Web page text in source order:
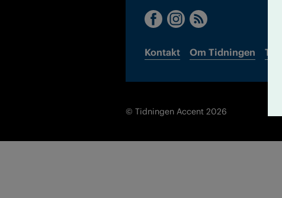
Kontakt Om Tidningen
© Tidningen Accent 2026